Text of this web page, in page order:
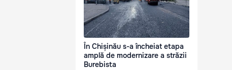
În Chișinău s-a încheiat etapa
amplă de modernizare a străzii
Burebista